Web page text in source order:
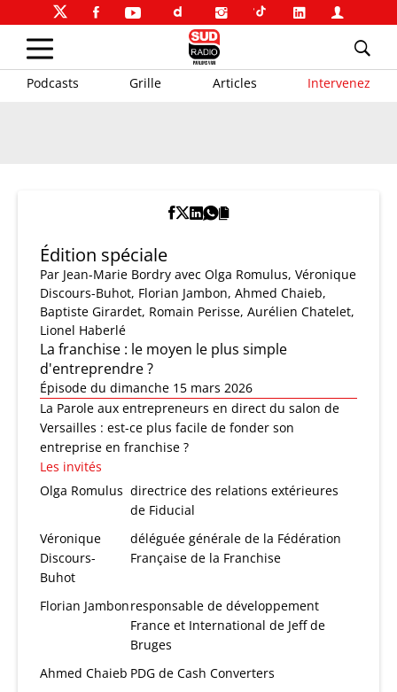
Podcasts Grille Articles Intervenez
Édition spéciale
Par Jean-Marie Bordry avec Olga Romulus, Véronique
Discours-Buhot, Florian Jambon, Ahmed Chaieb,
Baptiste Girardet, Romain Perisse, Aurélien Chatelet,
Lionel Haberlé
La franchise : le moyen le plus simple
d'entreprendre ?
Épisode du dimanche 15 mars 2026
La Parole aux entrepreneurs en direct du salon de
Versailles : est-ce plus facile de fonder son
entreprise en franchise ?
Les invités
Olga Romulus directrice des relations extérieures
de Fiducial
Véronique
Discours-
Buhot
déléguée générale de la Fédération
Française de la Franchise
Florian Jambonresponsable de développement
France et International de Jeff de
Bruges
Ahmed Chaieb PDG de Cash Converters